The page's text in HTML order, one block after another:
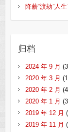
降薪“渡劫”人
归档
2024 年 9 月
2020 年 3 月
2020 年 2 月
2020 年 1 月
2019 年 12 月
2019 年 11 月